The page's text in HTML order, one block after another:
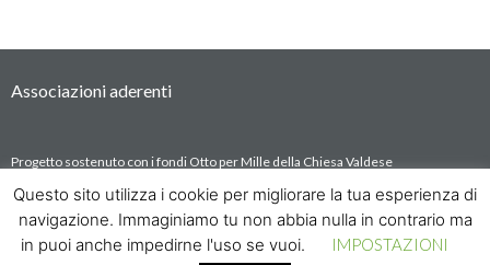
Associazioni aderenti
Progetto sostenuto con i fondi Otto per Mille della Chiesa Valdese
Questo sito utilizza i cookie per migliorare la tua esperienza di
navigazione. Immaginiamo tu non abbia nulla in contrario ma
in puoi anche impedirne l'uso se vuoi.
IMPOSTAZIONI